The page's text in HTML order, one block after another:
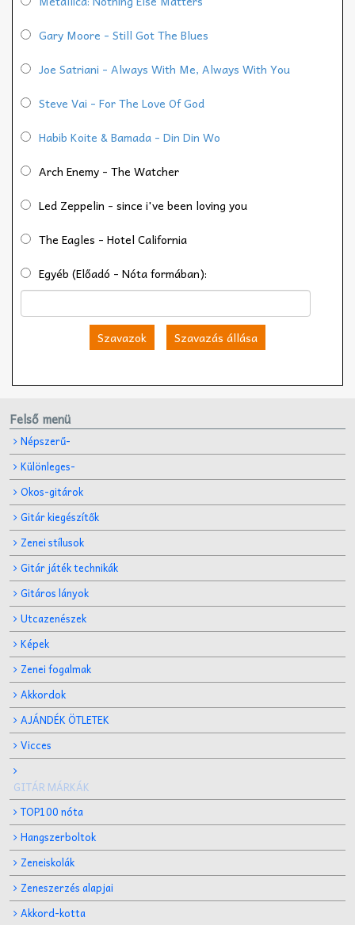
Gary Moore - Still Got The Blues
Joe Satriani - Always With Me, Always With You
Steve Vai - For The Love Of God
Habib Koite & Bamada - Din Din Wo
Arch Enemy - The Watcher
Led Zeppelin - since i've been loving you
The Eagles - Hotel California
Egyéb (Előadó - Nóta formában):
Szavazok Szavazás állása
Felső menü
Népszerű-
Különleges-
Okos-gitárok
Gitár kiegészítők
Zenei stílusok
Gitár játék technikák
Gitáros lányok
Utcazenészek
Képek
Zenei fogalmak
Akkordok
AJÁNDÉK ÖTLETEK
Vicces
GITÁR MÁRKÁK
TOP100 nóta
Hangszerboltok
Zeneiskolák
Zeneszerzés alapjai
Akkord-kotta